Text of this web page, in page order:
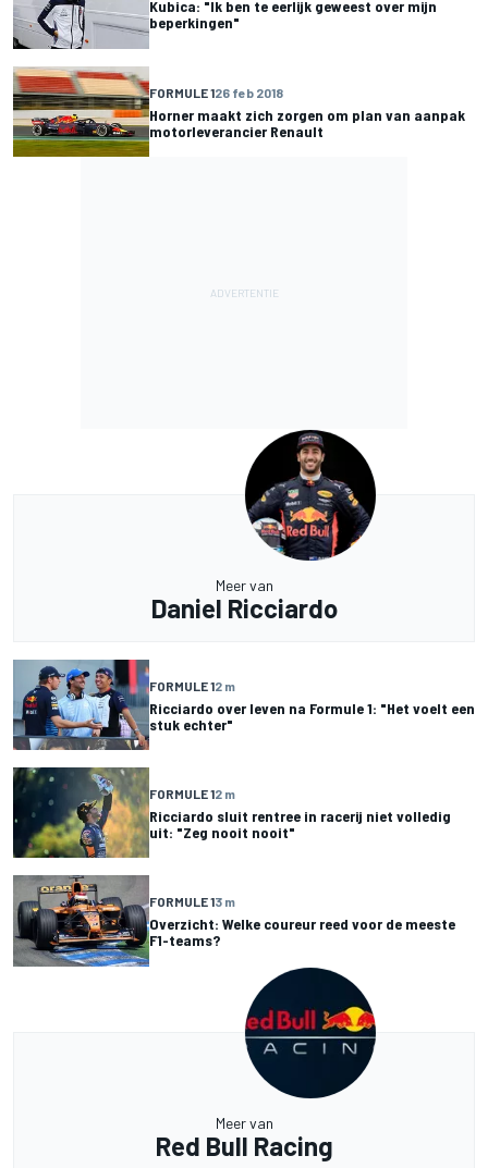
Kubica: "Ik ben te eerlijk geweest over mijn
beperkingen"
FORMULE 126 feb 2018
Horner maakt zich zorgen om plan van aanpak
motorleverancier Renault
Meer van
Daniel Ricciardo
FORMULE 12 m
Ricciardo over leven na Formule 1: "Het voelt een
stuk echter"
FORMULE 12 m
Ricciardo sluit rentree in racerij niet volledig
uit: "Zeg nooit nooit"
FORMULE 13 m
Overzicht: Welke coureur reed voor de meeste
F1-teams?
Meer van
Red Bull Racing